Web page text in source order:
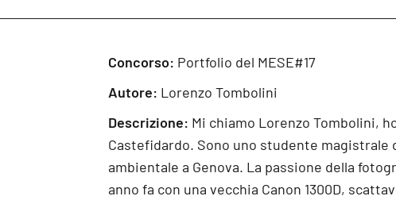
Concorso: Portfolio del MESE#17
Autore: Lorenzo Tombolini
Descrizione: Mi chiamo Lorenzo Tombolini,
Castefidardo. Sono uno studente magistrale
ambientale a Genova. La passione della
anno fa con una vecchia Canon 1300D,